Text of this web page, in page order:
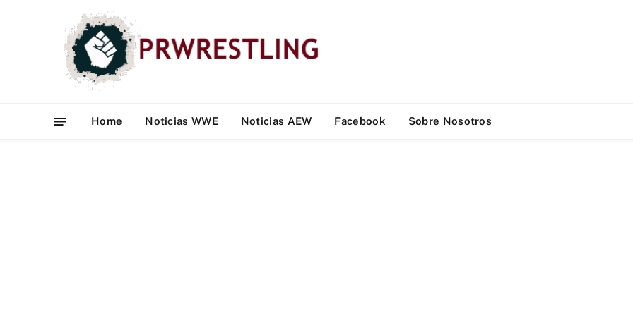
Home Noticias WWE Noticias AEW Facebook Sobre Nosotros